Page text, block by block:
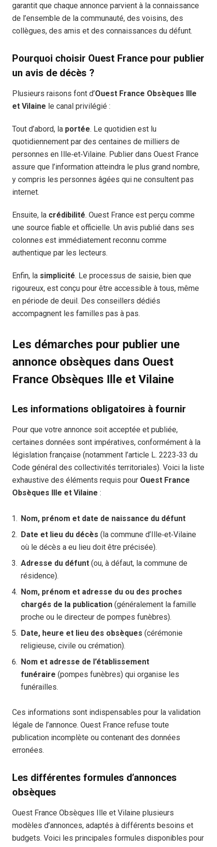
garantit que chaque annonce parvient à la connaissance
de l’ensemble de la communauté, des voisins, des
collègues, des amis et des connaissances du défunt.
Pourquoi choisir Ouest France pour publier
un avis de décès ?
Plusieurs raisons font d’Ouest France Obsèques Ille
et Vilaine le canal privilégié :
Tout d’abord, la portée. Le quotidien est lu
quotidiennement par des centaines de milliers de
personnes en Ille‑et‑Vilaine. Publier dans Ouest France
assure que l’information atteindra le plus grand nombre,
y compris les personnes âgées qui ne consultent pas
internet.
Ensuite, la crédibilité. Ouest France est perçu comme
une source fiable et officielle. Un avis publié dans ses
colonnes est immédiatement reconnu comme
authentique par les lecteurs.
Enfin, la simplicité. Le processus de saisie, bien que
rigoureux, est conçu pour être accessible à tous, même
en période de deuil. Des conseillers dédiés
accompagnent les familles pas à pas.
Les démarches pour publier une
annonce obsèques dans Ouest
France Obsèques Ille et Vilaine
Les informations obligatoires à fournir
Pour que votre annonce soit acceptée et publiée,
certaines données sont impératives, conformément à la
législation française (notamment l’article L. 2223‑33 du
Code général des collectivités territoriales). Voici la liste
exhaustive des éléments requis pour Ouest France
Obsèques Ille et Vilaine :
Nom, prénom et date de naissance du défunt
Date et lieu du décès (la commune d’Ille‑et‑Vilaine
où le décès a eu lieu doit être précisée).
Adresse du défunt (ou, à défaut, la commune de
résidence).
Nom, prénom et adresse du ou des proches
chargés de la publication (généralement la famille
proche ou le directeur de pompes funèbres).
Date, heure et lieu des obsèques (cérémonie
religieuse, civile ou crémation).
Nom et adresse de l’établissement
funéraire (pompes funèbres) qui organise les
funérailles.
Ces informations sont indispensables pour la validation
légale de l’annonce. Ouest France refuse toute
publication incomplète ou contenant des données
erronées.
Les différentes formules d’annonces
obsèques
Ouest France Obsèques Ille et Vilaine plusieurs
modèles d’annonces, adaptés à différents besoins et
budgets. Voici les principales formules disponibles pour